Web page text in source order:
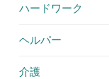
ハードワーク
ヘルパー
介護